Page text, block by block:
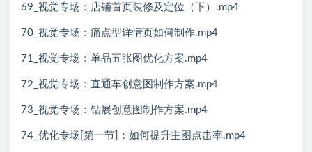
69_视觉专场：店铺首页装修及定位（下）.mp4
70_视觉专场：痛点型详情页如何制作.mp4
71_视觉专场：单品五张图优化方案.mp4
72_视觉专场：直通车创意图制作方案.mp4
73_视觉专场：钻展创意图制作方案.mp4
74_优化专场[第一节]：如何提升主图点击率.mp4